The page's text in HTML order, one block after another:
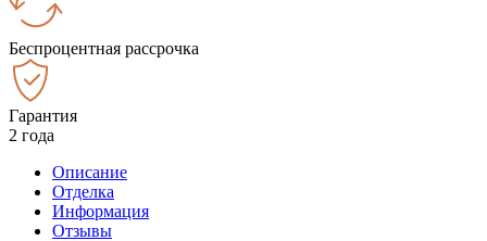
Беспроцентная рассрочка
Гарантия
2 года
Описание
Отделка
Информация
Отзывы